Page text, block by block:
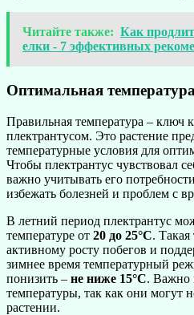
Читайте также: Как
елки - 7 эффективных
Оптимальная
Правильная температура – ключ
плектрантусом. Это растение
температурные условия для
Чтобы плектрантус чувствовал
важно учитывать его
избежать болезней и проблем с
В летний период плектрантус
температуре от 20 до 25°C. Такая
активному росту побегов и
зимнее время температурный
понизить – не ниже 15°C. Важно
температуры, так как они могут
растении.